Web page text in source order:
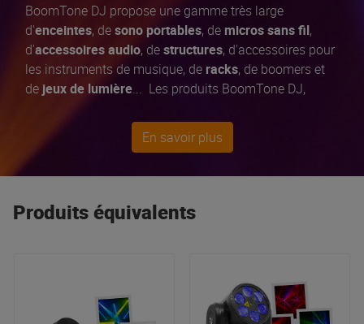
BoomTone DJ propose une gamme très large
d'enceintes, desono portables, de micros sans fil,
d'accessoires audio, destructures, d'accessoires pour
les instruments de musique, de racks, de boomers et
de jeux de lumière... Les produits BoomTone DJ,
qualité exigeant et permanentpour vous offrir
toujours le
meilleur rapport qualité / prix
En savoir plus
Produits équivalents